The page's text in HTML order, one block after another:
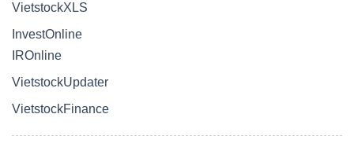
VietstockXLS
InvestOnline
IROnline
VietstockUpdater
VietstockFinance